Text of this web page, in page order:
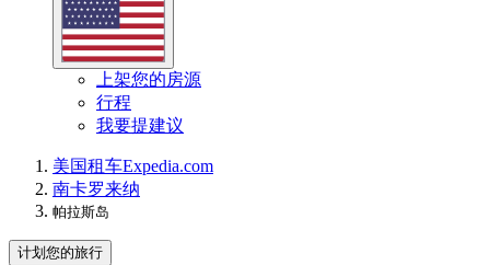
上架您的房源
行程
我要提建议
美国租车Expedia.com
南卡罗来纳
帕拉斯岛
计划您的旅行